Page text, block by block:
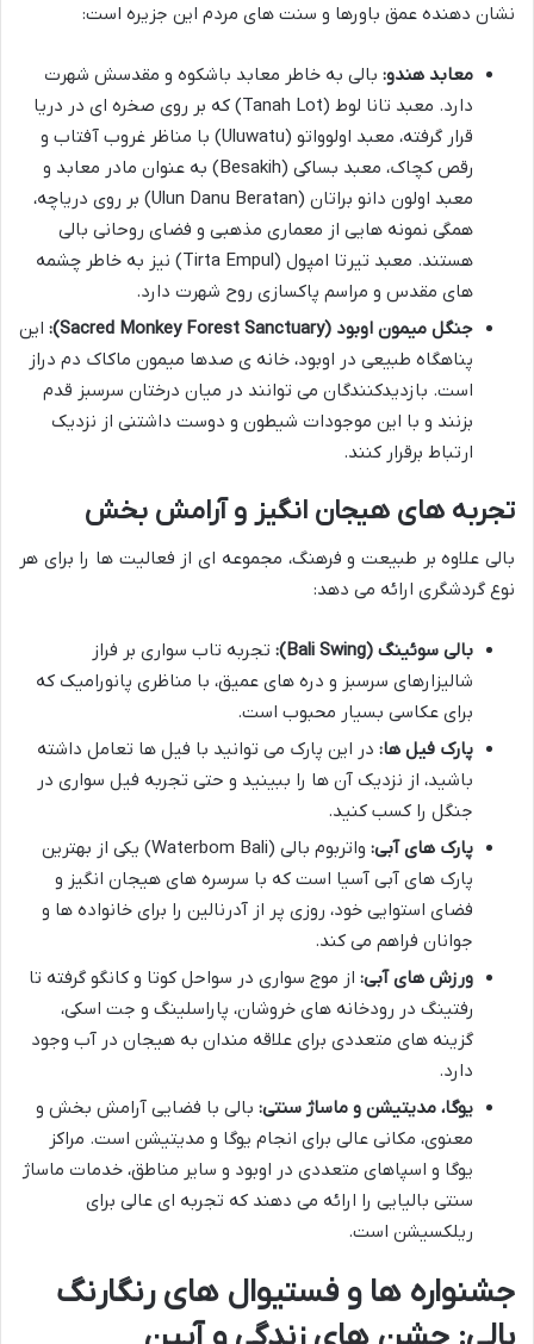
نشان دهنده عمق باورها و سنت های مردم این جزیره است:
معابد هندو: بالی به خاطر معابد باشکوه و مقدسش شهرت
دارد. معبد تانا لوط (Tanah Lot) که بر روی صخره ای در دریا
قرار گرفته، معبد اولوواتو (Uluwatu) با مناظر غروب آفتاب و
رقص کچاک، معبد بساکی (Besakih) به عنوان مادر معابد و
معبد اولون دانو براتان (Ulun Danu Beratan) بر روی دریاچه،
همگی نمونه هایی از معماری مذهبی و فضای روحانی بالی
هستند. معبد تیرتا امپول (Tirta Empul) نیز به خاطر چشمه
های مقدس و مراسم پاکسازی روح شهرت دارد.
جنگل میمون اوبود (Sacred Monkey Forest Sanctuary):
این
پناهگاه طبیعی در اوبود، خانه ی صدها میمون ماکاک دم دراز
است. بازدیدکنندگان می توانند در میان درختان سرسبز قدم
بزنند و با این موجودات شیطون و دوست داشتنی از نزدیک
ارتباط برقرار کنند.
تجربه های هیجان انگیز و آرامش بخش
بالی علاوه بر طبیعت و فرهنگ، مجموعه ای از فعالیت ها را برای هر
نوع گردشگری ارائه می دهد:
بالی سوئینگ (Bali Swing):
تجربه تاب سواری بر فراز
شالیزارهای سرسبز و دره های عمیق، با مناظری پانورامیک که
برای عکاسی بسیار محبوب است.
پارک فیل ها: در این پارک می توانید با فیل ها تعامل داشته
باشید، از نزدیک آن ها را ببینید و حتی تجربه فیل سواری در
جنگل را کسب کنید.
پارک های آبی:
واتربوم بالی (Waterbom Bali) یکی از بهترین
پارک های آبی آسیا است که با سرسره های هیجان انگیز و
فضای استوایی خود، روزی پر از آدرنالین را برای خانواده ها و
جوانان فراهم می کند.
ورزش های آبی: از موج سواری در سواحل کوتا و کانگو گرفته تا
رفتینگ در رودخانه های خروشان، پاراسلینگ و جت اسکی،
گزینه های متعددی برای علاقه مندان به هیجان در آب وجود
دارد.
یوگا، مدیتیشن و ماساژ سنتی: بالی با فضایی آرامش بخش و
معنوی، مکانی عالی برای انجام یوگا و مدیتیشن است. مراکز
یوگا و اسپاهای متعددی در اوبود و سایر مناطق، خدمات ماساژ
سنتی بالیایی را ارائه می دهند که تجربه ای عالی برای
ریلکسیشن است.
جشنواره ها و فستیوال های رنگارنگ